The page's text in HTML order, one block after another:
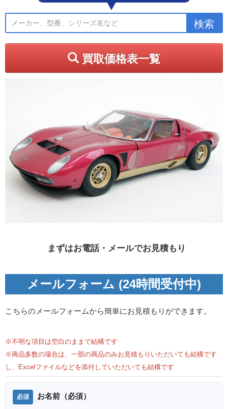
買取価格表一覧
まずはお電話・メールでお見積もり
メールフォーム (24時間受付中)
こちらのメールフォームから簡単にお見積もりができます。
※不明な項目は空白のままで結構です
※商品多数の場合は、一部の商品のみお見積もりいただいても結構です
し、Excelファイルなどを添付していただいても結構です
お名前（必須）